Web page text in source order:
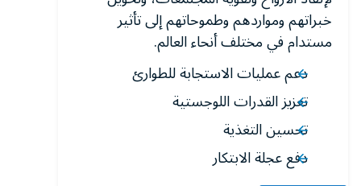
خبراتهم ومواردهم وطموحاتهم إلى تأثير
مستدام في مختلف أنحاء العالم.
دعم عمليات الاستجابة للطوارئ
تعزيز القدرات اللوجستية
تحسين التغذية
دفع عجلة الابتكار